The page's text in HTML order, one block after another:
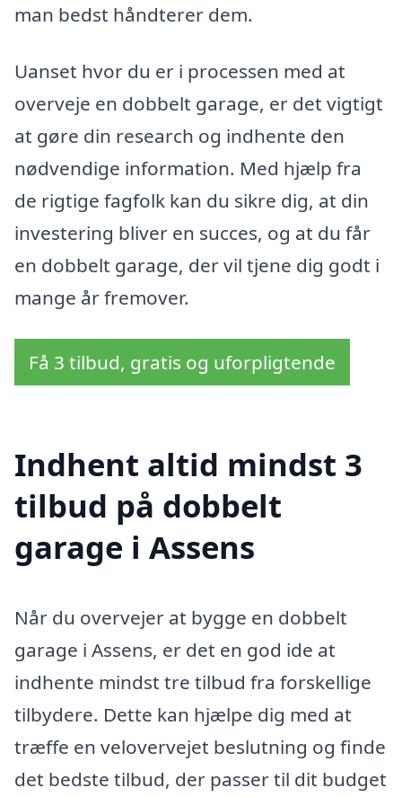
man bedst håndterer dem.
Uanset hvor du er i processen med at
overveje en dobbelt garage, er det vigtigt
at gøre din research og indhente den
nødvendige information. Med hjælp fra
de rigtige fagfolk kan du sikre dig, at din
investering bliver en succes, og at du får
en dobbelt garage, der vil tjene dig godt i
mange år fremover.
Få 3 tilbud, gratis og uforpligtende
Indhent altid mindst 3
tilbud på dobbelt
garage i Assens
Når du overvejer at bygge en dobbelt
garage i Assens, er det en god ide at
indhente mindst tre tilbud fra forskellige
tilbydere. Dette kan hjælpe dig med at
træffe en velovervejet beslutning og finde
det bedste tilbud, der passer til dit budget